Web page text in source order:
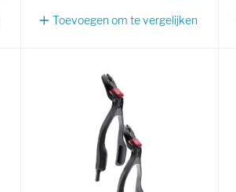
Toevoegen om te vergelijken